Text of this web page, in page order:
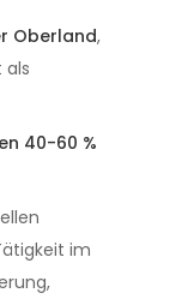
Oberland,
als
40-60 %
im